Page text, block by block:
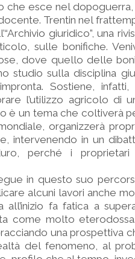
che esce nel dopoguerra,
Trentin nel
giuridico”, una
sulle bonifiche.
dove quello delle
studio sulla disciplina
Sostiene,
l’utilizzo agricolo di
è un tema che coltiverà
organizzerà
intervenendo in un
perché i
in questo suo
alcuni lavori anche
all’inizio fa fatica a
come molto
una prospettiva
del fenomeno, al